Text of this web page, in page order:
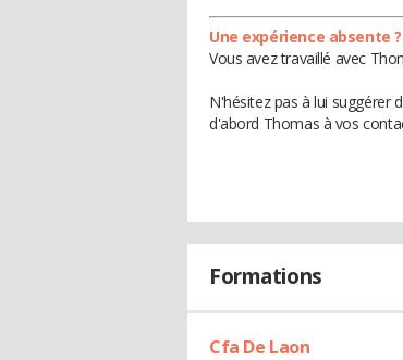
Une expérience absente ?
Vous avez travaillé avec
N'hésitez pas à lui suggérer
d'abord Thomas à vos
Formations
Cfa De Laon